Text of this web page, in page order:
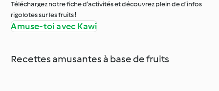
Téléchargez notre fiche d’activités et découvrez plein de d’infos
rigolotes sur les fruits !
Amuse-toi avec Kawi
Recettes amusantes à base de fruits